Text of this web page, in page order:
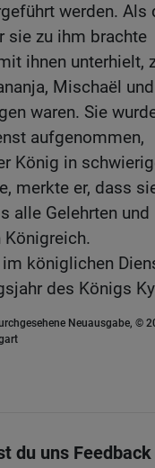
werden. Als
sie zu ihm brachte
ihnen unterhielt,
Mischaël
waren. Sie
aufgenommen,
König in
merkte er, dass
alle Gelehrten
Königreich.
königlichen
des Königs
Neuausgabe, ©
du uns Feedback